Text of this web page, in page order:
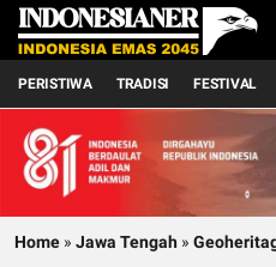
PERISTIWA TRADISI FESTIVAL
Home » Jawa Tengah »